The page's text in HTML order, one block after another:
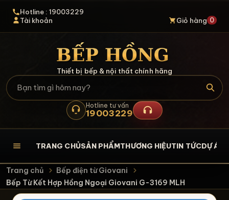
Hotline : 19003229
Tài khoản
Giỏ hàng 0
Thiết bị bếp & nội thất chính hãng
Hotline tư vấn
19003229
TRANG CHỦSẢN PHẨMTHƯƠNG HIỆUTIN TỨCDỰ ÁN
Trang chủ
Bếp điện từ Giovani
Bếp Từ Kết Hợp Hồng Ngoại Giovani G-3169 MLH